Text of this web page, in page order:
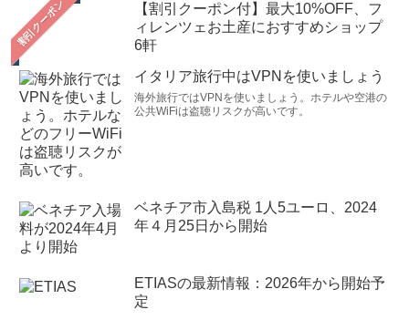
【割引クーポン付】最大10%OFF、フ
ィレンツェお土産におすすめショップ
6軒
イタリア旅行中はVPNを使いましょう
海外旅行ではVPNを使いましょう。ホテルや空港の
公共WiFiは盗聴リスクが高いです。
ベネチア市入島税 1人5ユーロ、2024
年４月25日から開始
ETIASの最新情報：2026年から開始予
定